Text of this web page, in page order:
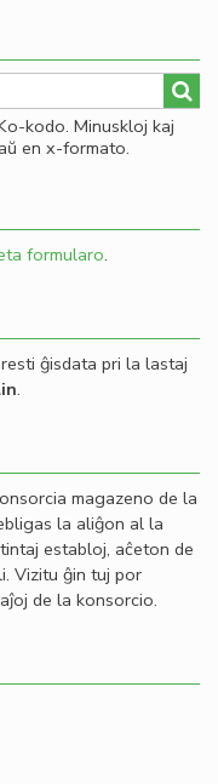
kodo. Minuskloj kaj
en x-formato.
formularo.
ĝisdata pri la lastaj
.
magazeno de la
la aliĝon al la
establoj, aĉeton de
Vizitu ĝin tuj por
de la konsorcio.